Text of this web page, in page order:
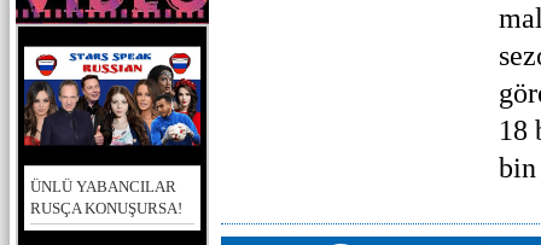
ÜNLÜ YABANCILAR
RUSÇA KONUŞURSA!
18